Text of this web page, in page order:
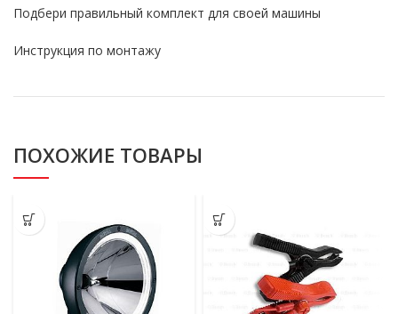
Подбери правильный комплект для своей машины
Инструкция по монтажу
ПОХОЖИЕ ТОВАРЫ